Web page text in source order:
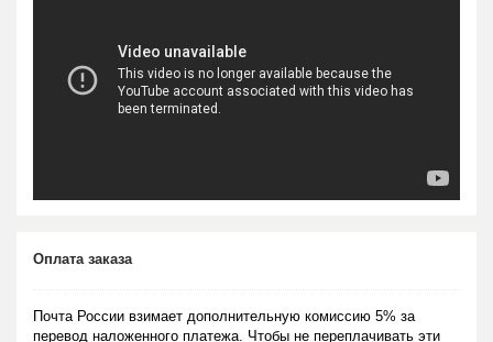
Оплата заказа
Почта России взимает дополнительную комиссию 5% за
перевод наложенного платежа. Чтобы не переплачивать эти